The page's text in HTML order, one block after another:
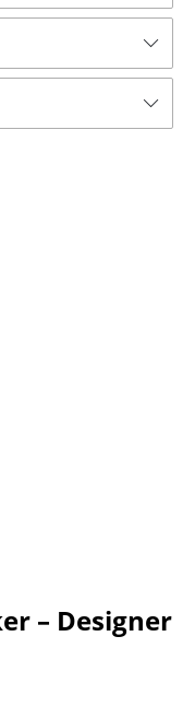
– Designer